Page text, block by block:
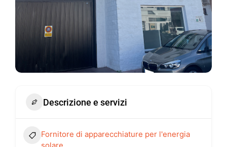
Descrizione e servizi
Fornitore di apparecchiature per l'energia